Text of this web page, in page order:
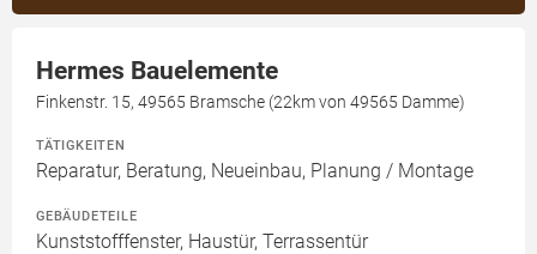
Hermes Bauelemente
Finkenstr. 15, 49565 Bramsche (22km von 49565 Damme)
TÄTIGKEITEN
Reparatur, Beratung, Neueinbau, Planung / Montage
GEBÄUDETEILE
Kunststofffenster, Haustür, Terrassentür